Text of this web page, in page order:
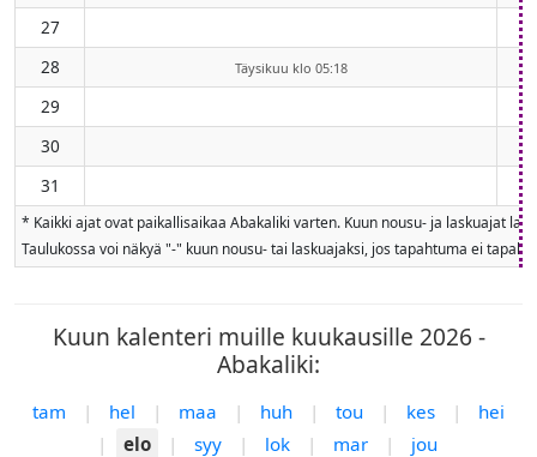
27
28
Täysikuu klo 05:18
29
30
31
* Kaikki ajat ovat paikallisaikaa Abakaliki varten. Kuun nousu- ja laskuajat
Taulukossa voi näkyä "-" kuun nousu- tai laskuajaksi, jos tapahtuma ei
Kuun kalenteri muille kuukausille 2026 -
Abakaliki:
tam | hel | maa | huh | tou | kes |
hei
|
elo | syy | lok | mar | jou